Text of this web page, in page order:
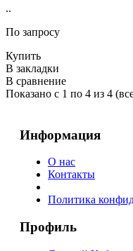
..
По запросу
Купить
В закладки
В сравнение
Показано с 1 по 4 из 4
Информация
О нас
Контакты
Политика
Профиль